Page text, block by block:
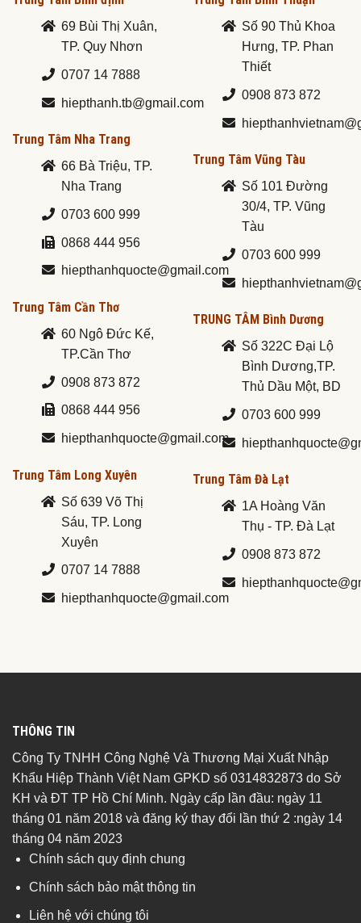
69 Bùi Thị Xuân,
TP. Quy Nhơn
0707 14 7888
hiepthanh.tb@gmail.com
Trung Tâm Nha Trang
66 Bà Triệu, TP.
Nha Trang
0703 600 999
0868 444 956
hiepthanhquocte@gmail.com
Trung Tâm Cần Thơ
60 Ngô Đức Kế,
TP.Cần Thơ
0908 873 872
0868 444 956
hiepthanhquocte@gmail.com
Trung Tâm Long Xuyên
Số 639 Võ Thị
Sáu, TP. Long
Xuyên
0707 14 7888
hiepthanhquocte@gmail.com
Số 90 Thủ Khoa
Hưng, TP. Phan
Thiết
0908 873 872
Trung Tâm Vũng Tàu
Số 101 Đường
30/4, TP. Vũng
Tàu
0703 600 999
TRUNG TÂM Bình Dương
Số 322C Đại Lộ
Bình Dương,TP.
Thủ Dầu Một, BD
0703 600 999
Trung Tâm Đà Lạt
1A Hoàng Văn
Thụ - TP. Đà Lạt
0908 873 872
THÔNG TIN
Công Ty TNHH Công Nghệ Và Thương Mại Xuất Nhập
Khẩu Hiệp Thành Việt Nam GPKD số 0314832873 do Sở
KH và ĐT TP Hồ Chí Minh. Ngày cấp lần đầu: ngày 11
tháng 01 năm 2018 và đăng ký thay đổi lần thứ 2 :ngày 14
tháng 04 năm 2023
Chính sách quy định chung
Chính sách bảo mật thông tin
Liên hệ với chúng tôi